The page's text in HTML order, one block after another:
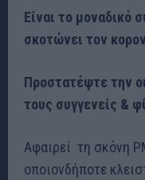
Είναι το μοναδικό
σκοτώνει τον
Προστατέψτε την
τους συγγενείς &
Αφαιρεί τη σκόνη
οποιονδήποτε